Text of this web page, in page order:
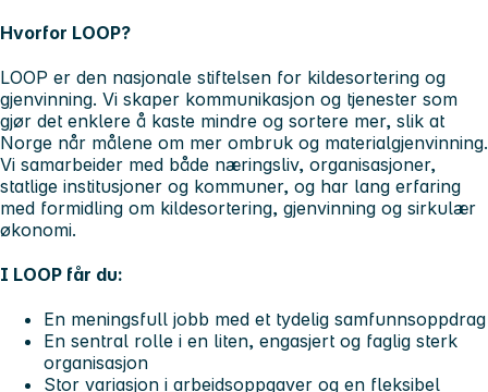
Hvorfor LOOP?
LOOP er den nasjonale stiftelsen for kildesortering og
gjenvinning. Vi skaper kommunikasjon og tjenester som
gjør det enklere å kaste mindre og sortere mer, slik at
Norge når målene om mer ombruk og materialgjenvinning.
Vi samarbeider med både næringsliv, organisasjoner,
statlige institusjoner og kommuner, og har lang erfaring
med formidling om kildesortering, gjenvinning og sirkulær
økonomi.
I LOOP får du:
En meningsfull jobb med et tydelig samfunnsoppdrag
En sentral rolle i en liten, engasjert og faglig sterk
organisasjon
Stor variasjon i arbeidsoppgaver og en fleksibel